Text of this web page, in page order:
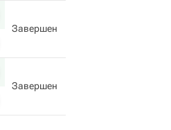
Завершен
Завершен